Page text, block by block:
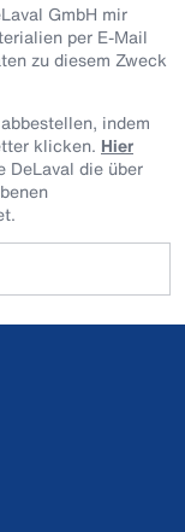
GmbH mir
per E-Mail
zu diesem Zweck
indem
klicken. Hier
DeLaval die über